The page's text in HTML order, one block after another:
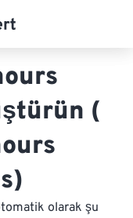
(
olarak şu